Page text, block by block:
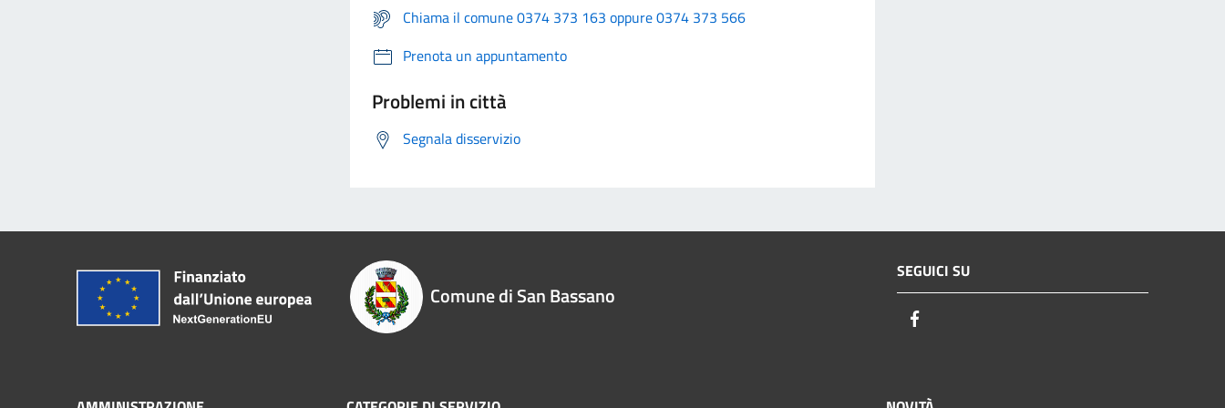
Chiama il comune 0374 373 163 oppure 0374 373 566
Prenota un appuntamento
Problemi in città
Segnala disservizio
Comune di San Bassano
SEGUICI SU